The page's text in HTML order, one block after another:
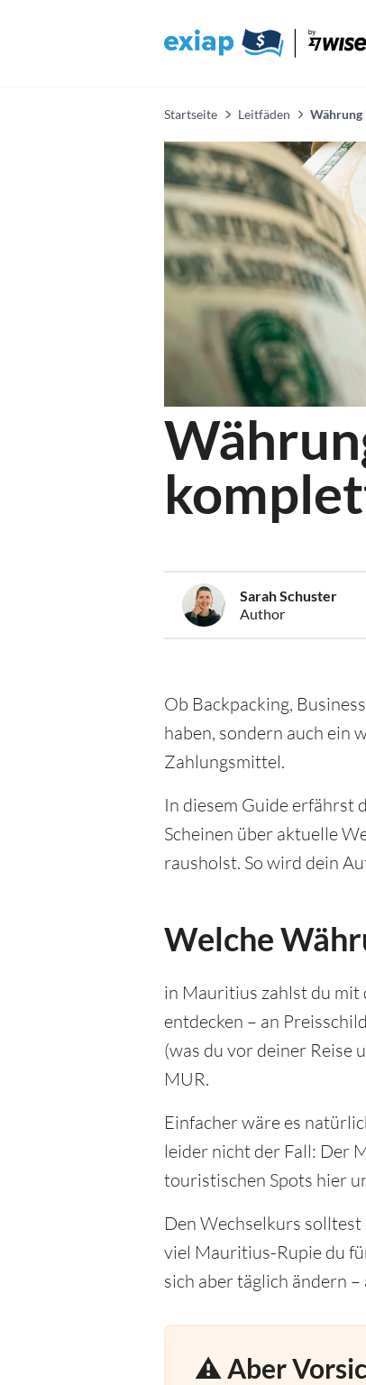
Startseite Leitfäden
Sarah Schuster
Author
Ob Backpacking,
haben, sondern auch ein
Zahlungsmittel.
In diesem Guide erfährst
Scheinen über aktuelle
rausholst. So wird dein
Welche
in Mauritius zahlst du
entdecken – an
(was du vor deiner Reise
MUR.
Einfacher wäre es
leider nicht der Fall: Der
touristischen Spots hier
Den Wechselkurs
viel Mauritius-Rupie du
sich aber täglich ändern
⚠️ Aber